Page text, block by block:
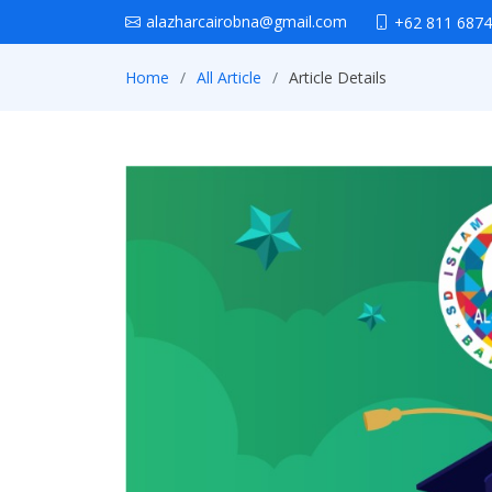
alazharcairobna@gmail.com +62 811
Home All Article Article Details